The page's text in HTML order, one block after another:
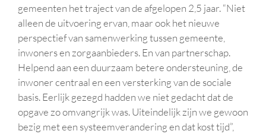
gemeenten het traject van de afgelopen 2,5 jaar. “Niet
alleen de uitvoering ervan, maar ook het nieuwe
perspectief van samenwerking tussen gemeente,
inwoners en zorgaanbieders. En van partnerschap.
Helpend aan een duurzaam betere ondersteuning, de
inwoner centraal en een versterking van de sociale
basis. Eerlijk gezegd hadden we niet gedacht dat de
opgave zo omvangrijk was. Uiteindelijk zijn we gewoon
bezig met een systeemverandering en dat kost tijd”,